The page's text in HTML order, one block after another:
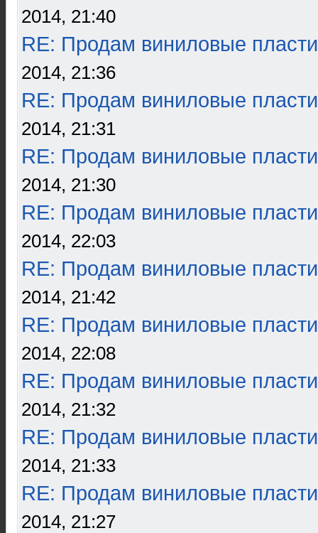
2014, 21:40
RE: Продам виниловые
2014, 21:36
RE: Продам виниловые
2014, 21:31
RE: Продам виниловые
2014, 21:30
RE: Продам виниловые
2014, 22:03
RE: Продам виниловые
2014, 21:42
RE: Продам виниловые
2014, 22:08
RE: Продам виниловые
2014, 21:32
RE: Продам виниловые
2014, 21:33
RE: Продам виниловые
2014, 21:27